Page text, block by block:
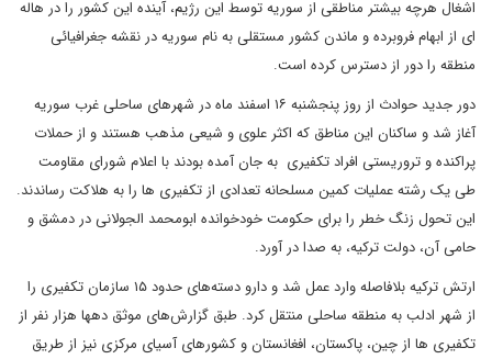
اشغال هرچه بیشتر مناطقی از سوریه توسط این رژیم، آینده این کشور را در هاله
ای از ابهام فروبرده و ماندن کشور مستقلی به نام سوریه در نقشه جغرافیائی
منطقه را دور از دسترس کرده است.
دور جدید حوادث از روز پنجشنبه ۱۶ اسفند ماه در شهرهای ساحلی غرب سوریه
آغاز شد و ساکنان این مناطق که اکثر علوی و شیعی مذهب هستند و از حملات
پراکنده و تروریستی افراد تکفیری به جان آمده بودند با اعلام شورای مقاومت
طی یک رشته عملیات کمین مسلحانه تعدادی از تکفیری ها را به هلاکت رساندند.
این تحول زنگ خطر را برای حکومت خودخوانده ابومحمد الجولانی در دمشق و
حامی آن، دولت ترکیه، به صدا در آورد.
ارتش ترکیه بلافاصله وارد عمل شد و دارو دسته‌های حدود ۱۵ سازمان تکفیری را
از شهر ادلب به منطقه ساحلی منتقل کرد. طبق گزارش‌های موثق دهها هزار نفر از
تکفیری ها از چین، پاکستان، افغانستان و کشورهای آسیای مرکزی نیز از طریق